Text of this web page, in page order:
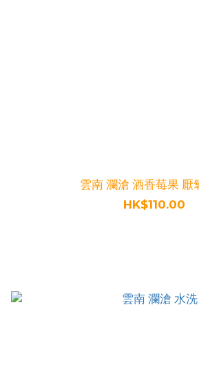
雲南 瀾滄 酒香莓果 厭
HK$110.00